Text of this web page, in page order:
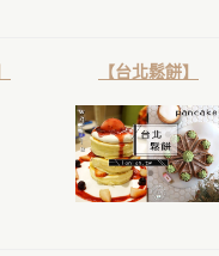
【台北鬆餅】